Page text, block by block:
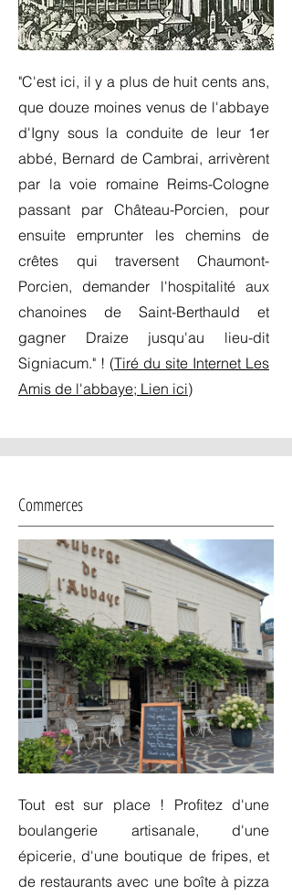
"C'est ici, il y a plus de huit cents ans,
que douze moines venus de l'abbaye
d'Igny sous la conduite de leur 1er
abbé, Bernard de Cambrai, arrivèrent
par la voie romaine Reims-Cologne
passant par Château-Porcien, pour
ensuite emprunter les chemins de
crêtes qui traversent Chaumont-
Porcien, demander l'hospitalité aux
chanoines de Saint-Berthauld et
gagner Draize jusqu'au lieu-dit
Signiacum." ! (Tiré du site Internet Les
Amis de l'abbaye; Lien ici)
Commerces
Tout est sur place ! Profitez d'une
boulangerie artisanale, d'une
épicerie, d'une boutique de fripes, et
de restaurants avec une boîte à pizza